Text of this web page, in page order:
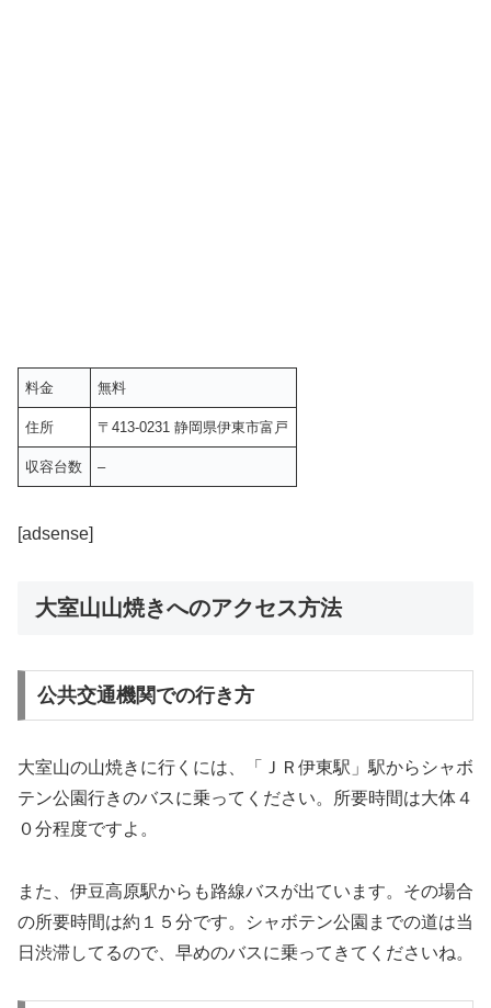
料金 無料
住所 〒413-0231 静岡県伊東市富戸
収容台数 –
[adsense]
大室山山焼きへのアクセス方法
公共交通機関での行き方
大室山の山焼きに行くには、「ＪＲ伊東駅」駅からシャボ
テン公園行きのバスに乗ってください。所要時間は大体４
０分程度ですよ。
また、伊豆高原駅からも路線バスが出ています。その場合
の所要時間は約１５分です。シャボテン公園までの道は当
日渋滞してるので、早めのバスに乗ってきてくださいね。